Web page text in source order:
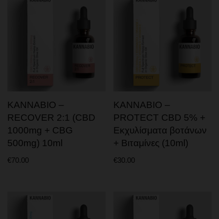
KANNABIO –
RECOVER 2:1 (CBD
1000mg + CBG
500mg) 10ml
€70.00
KANNABIO –
PROTECT CBD 5% +
Εκχυλίσματα βοτάνων
+ Βιταμίνες (10ml)
€30.00